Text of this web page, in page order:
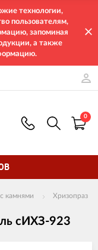
технологии,
пользователям,
запоминая
а также
0
камнями Хризопраз
сИХЗ-923